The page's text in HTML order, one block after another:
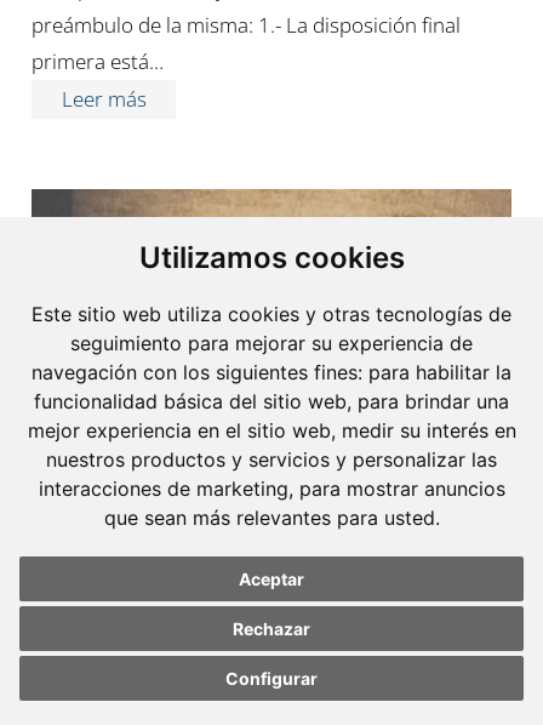
Utilizamos cookies
Este sitio web utiliza cookies y otras tecnologías de
seguimiento para mejorar su experiencia de
navegación con los siguientes fines: para habilitar la
funcionalidad básica del sitio web, para brindar una
mejor experiencia en el sitio web, medir su interés en
nuestros productos y servicios y personalizar las
interacciones de marketing, para mostrar anuncios
que sean más relevantes para usted.
Aceptar
Rechazar
Configurar
preferences
preferences
preámbulo de la misma: 1.- La disposición final
primera está…
Leer más
23 junio, 2021
De sentimientos y de razones